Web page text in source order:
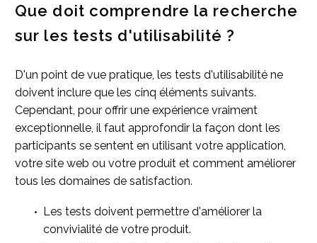
Que doit comprendre la recherche
sur les tests d'utilisabilité ?
D'un point de vue pratique, les tests d'utilisabilité ne
doivent inclure que les cinq éléments suivants.
Cependant, pour offrir une expérience vraiment
exceptionnelle, il faut approfondir la façon dont les
participants se sentent en utilisant votre application,
votre site web ou votre produit et comment améliorer
tous les domaines de satisfaction.
Les tests doivent permettre d'améliorer la
convivialité de votre produit.